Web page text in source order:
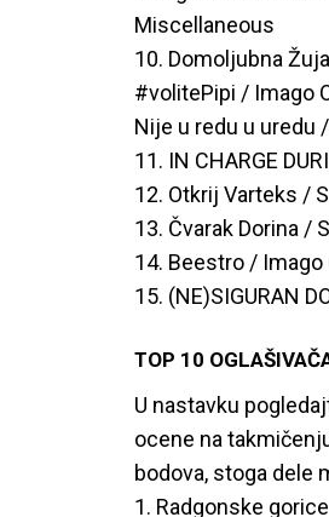
Miscellaneous
10. Domoljubna
#volitePipi / Imago
Nije u redu u uredu
11. IN CHARGE
12. Otkrij Varteks /
13. Čvarak Dorina /
14. Beestro /
15. (NE)SIGURAN
TOP 10
U nastavku
ocene na
bodova, stoga dele
1. Radgonske